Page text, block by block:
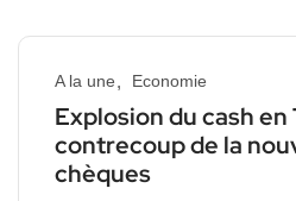
A la une Economie
Explosion du cash en
contrecoup de la
chèques